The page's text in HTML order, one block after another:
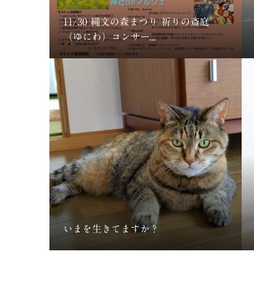
11/30 縄文の森まつり 祈りの斎庭
（ゆにわ）コンサー...
いまを生きてますか？